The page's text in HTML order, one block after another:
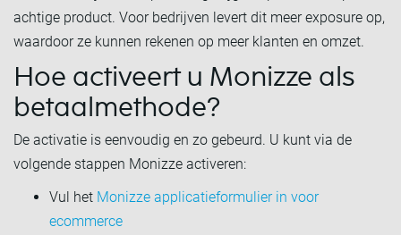
achtige product. Voor bedrijven levert dit meer exposure op,
waardoor ze kunnen rekenen op meer klanten en omzet.
Hoe activeert u Monizze als
betaalmethode?
De activatie is eenvoudig en zo gebeurd. U kunt via de
volgende stappen Monizze activeren:
Vul het Monizze applicatieformulier in voor
ecommerce